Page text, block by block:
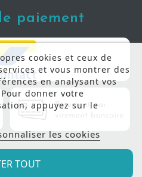
cookies et ceux de
et vous montrer des
en analysant vos
donner votre
appuyez sur le
les cookies
TOUT
paiement